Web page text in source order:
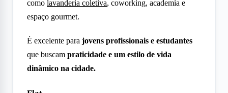
como lavanderia coletiva, coworking, academia e
espaço gourmet.
É excelente para jovens profissionais e estudantes
que buscam praticidade e um estilo de vida
dinâmico na cidade.